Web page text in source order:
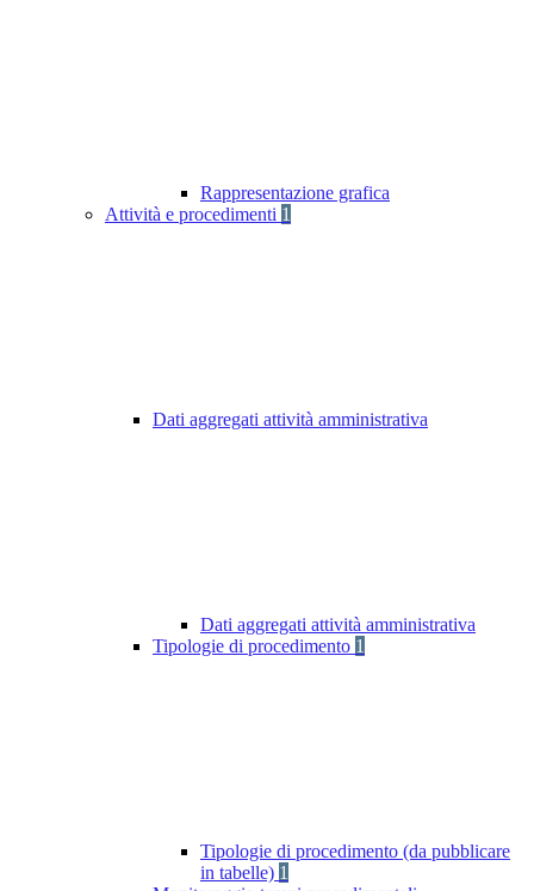
Rappresentazione grafica
Attività e procedimenti 1
Dati aggregati attività amministrativa
Dati aggregati attività amministrativa
Tipologie di procedimento 1
Tipologie di procedimento (da pubblicare
in tabelle) 1